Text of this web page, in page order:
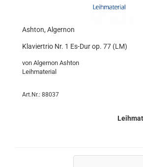
Ashton, Algernon
Klaviertrio Nr. 1 Es-Dur op. 77 (LM)
von Algernon Ashton
Leihmaterial
Art.Nr.: 88037